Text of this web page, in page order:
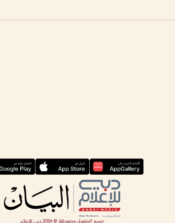
جميع الحقوق محفوظة ©2026 دبي للإعلام